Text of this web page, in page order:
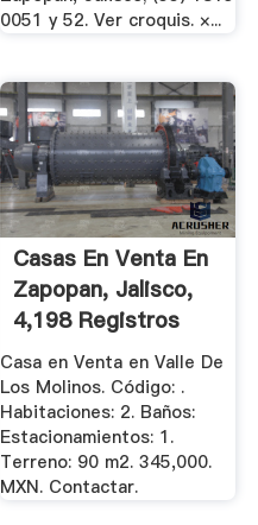
0051 y 52. Ver croquis. ×...
Casas En Venta En
Zapopan, Jalisco,
4,198 Registros
Casas Y.
Casa en Venta en Valle De
Los Molinos. Código: .
Habitaciones: 2. Baños:
Estacionamientos: 1.
Terreno: 90 m2. 345,000.
MXN. Contactar.